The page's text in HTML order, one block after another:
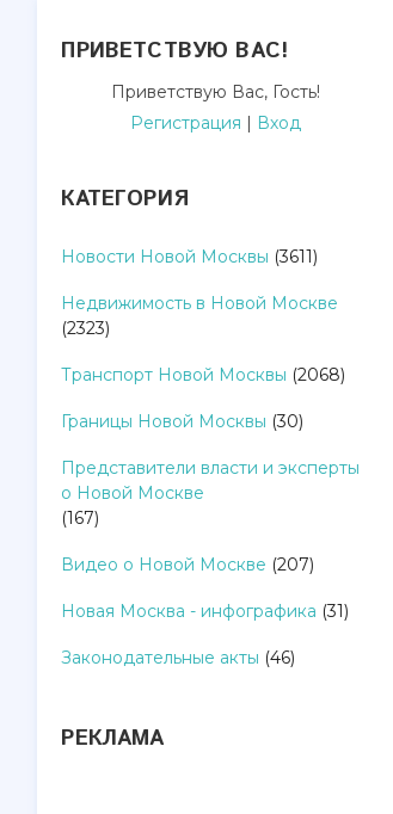
ПРИВЕТСТВУЮ ВАС!
Приветствую Вас, Гость!
Регистрация | Вход
КАТЕГОРИЯ
Новости Новой Москвы (3611)
Недвижимость в Новой Москве
(2323)
Транспорт Новой Москвы (2068)
Границы Новой Москвы (30)
Представители власти и эксперты
о Новой Москве
(167)
Видео о Новой Москве (207)
Новая Москва - инфографика (31)
Законодательные акты (46)
РЕКЛАМА